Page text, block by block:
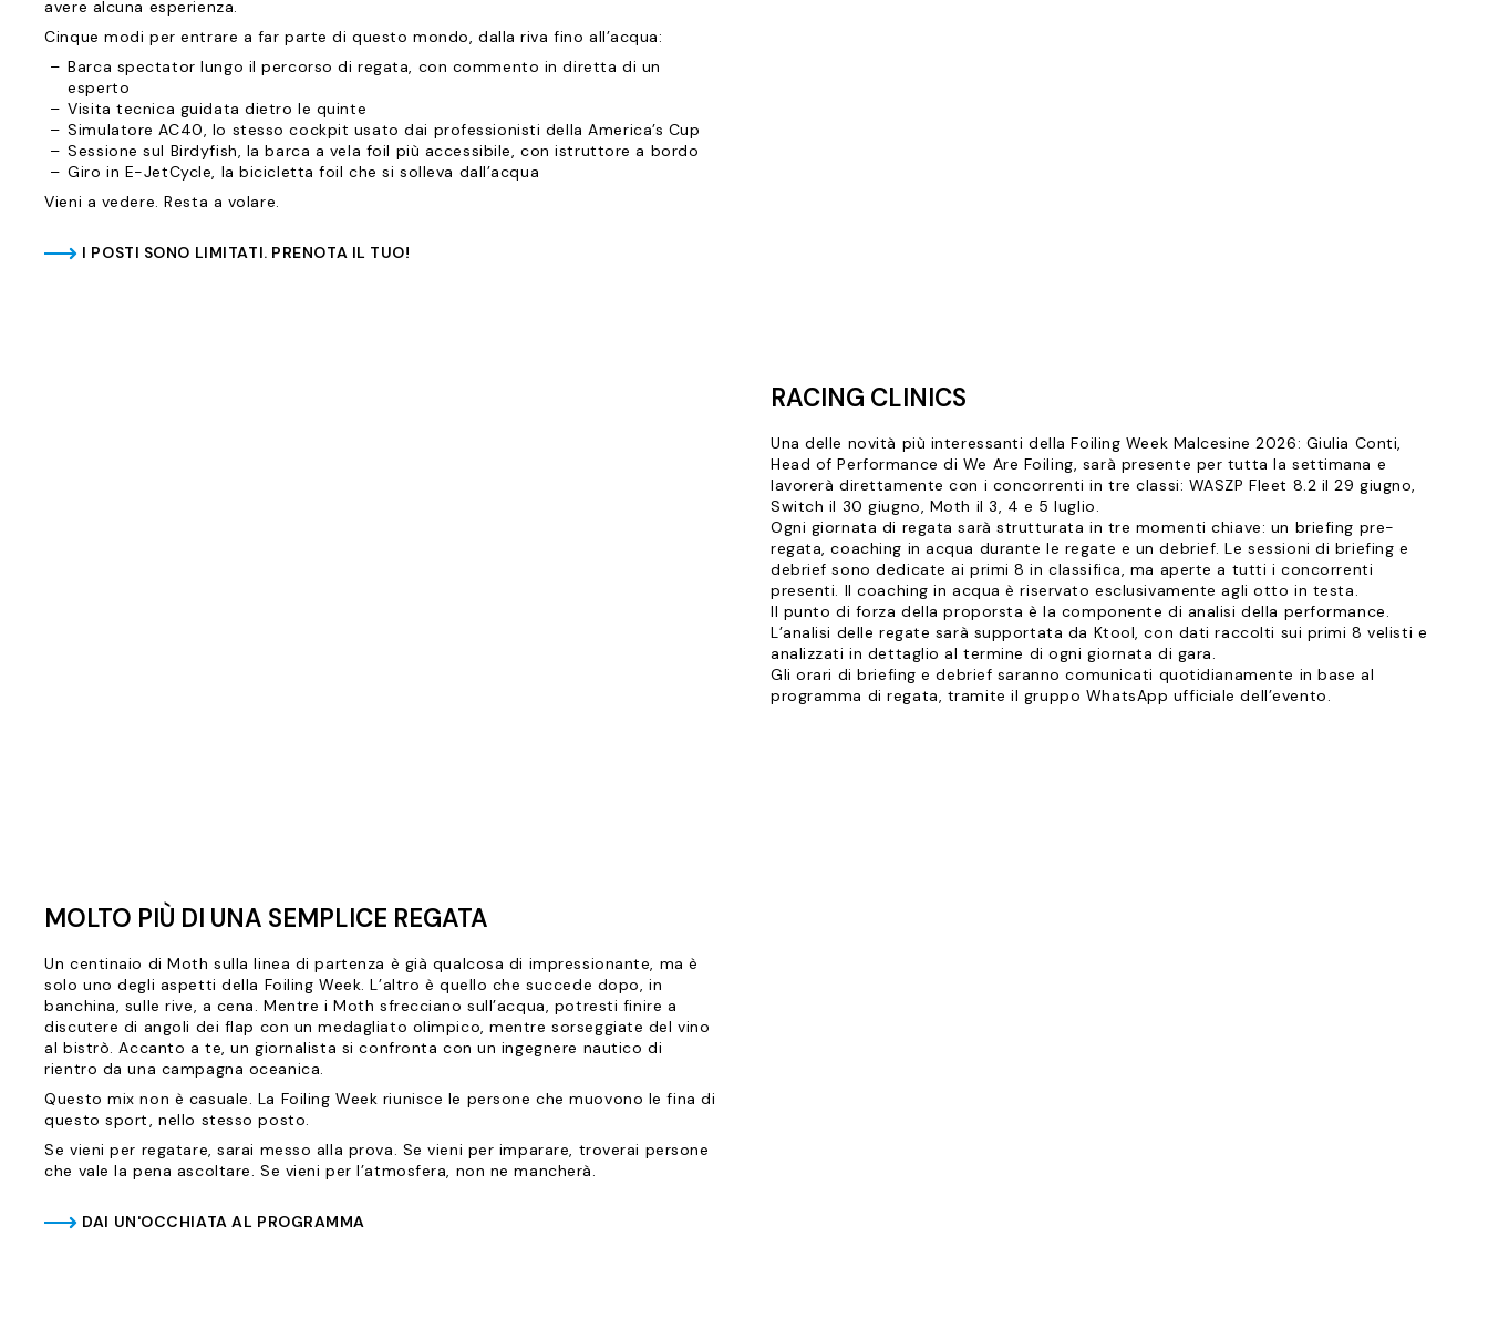
avere alcuna esperienza.
Cinque modi per entrare a far parte di questo mondo, dalla riva fino all’acqua:
Barca spectator lungo il percorso di regata, con commento in diretta di un
esperto
Visita tecnica guidata dietro le quinte
Simulatore AC40, lo stesso cockpit usato dai professionisti della America’s Cup
Sessione sul Birdyfish, la barca a vela foil più accessibile, con istruttore a bordo
Giro in E-JetCycle, la bicicletta foil che si solleva dall’acqua
Vieni a vedere. Resta a volare.
I POSTI SONO LIMITATI. PRENOTA IL TUO!
RACING CLINICS
Una delle novità più interessanti della Foiling Week Malcesine 2026: Giulia Conti,
Head of Performance di We Are Foiling, sarà presente per tutta la settimana e
lavorerà direttamente con i concorrenti in tre classi: WASZP Fleet 8.2 il 29 giugno,
Switch il 30 giugno, Moth il 3, 4 e 5 luglio.
Ogni giornata di regata sarà strutturata in tre momenti chiave: un briefing pre-
regata, coaching in acqua durante le regate e un debrief. Le sessioni di briefing e
debrief sono dedicate ai primi 8 in classifica, ma aperte a tutti i concorrenti
presenti. Il coaching in acqua è riservato esclusivamente agli otto in testa.
Il punto di forza della proporsta è la componente di analisi della performance.
L’analisi delle regate sarà supportata da Ktool, con dati raccolti sui primi 8 velisti e
analizzati in dettaglio al termine di ogni giornata di gara.
Gli orari di briefing e debrief saranno comunicati quotidianamente in base al
programma di regata, tramite il gruppo WhatsApp ufficiale dell’evento.
MOLTO PIÙ DI UNA SEMPLICE REGATA
Un centinaio di Moth sulla linea di partenza è già qualcosa di impressionante, ma è
solo uno degli aspetti della Foiling Week. L’altro è quello che succede dopo, in
banchina, sulle rive, a cena. Mentre i Moth sfrecciano sull’acqua, potresti finire a
discutere di angoli dei flap con un medagliato olimpico, mentre sorseggiate del vino
al bistrò. Accanto a te, un giornalista si confronta con un ingegnere nautico di
rientro da una campagna oceanica.
Questo mix non è casuale. La Foiling Week riunisce le persone che muovono le fina di
questo sport, nello stesso posto.
Se vieni per regatare, sarai messo alla prova. Se vieni per imparare, troverai persone
che vale la pena ascoltare. Se vieni per l’atmosfera, non ne mancherà.
DAI UN'OCCHIATA AL PROGRAMMA